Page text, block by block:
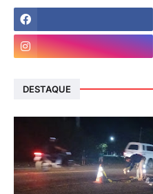
DESTAQUE